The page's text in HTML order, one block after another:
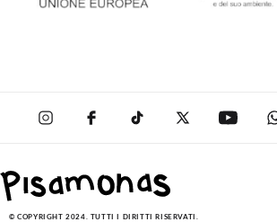
© COPYRIGHT 2024. TUTTI I DIRITTI RISERVATI.